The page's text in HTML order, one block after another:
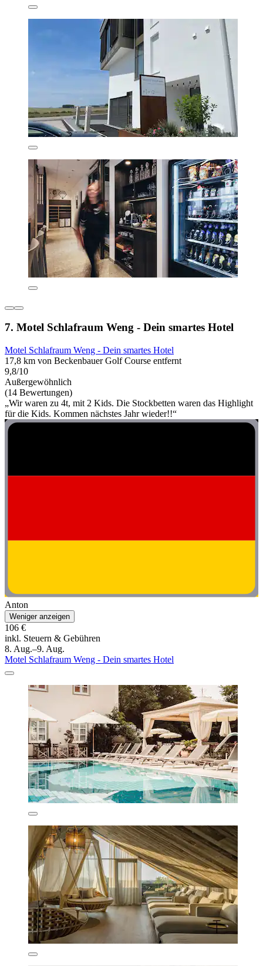
7. Motel Schlafraum Weng - Dein smartes Hotel
Motel Schlafraum Weng - Dein smartes Hotel
17,8 km von Beckenbauer Golf Course entfernt
9,8/10
Außergewöhnlich
(14 Bewertungen)
„Wir waren zu 4t, mit 2 Kids. Die Stockbetten waren das Highlight
für die Kids. Kommen nächstes Jahr wieder!!“
Anton
Weniger anzeigen
106 €
inkl. Steuern & Gebühren
8. Aug.–9. Aug.
Motel Schlafraum Weng - Dein smartes Hotel